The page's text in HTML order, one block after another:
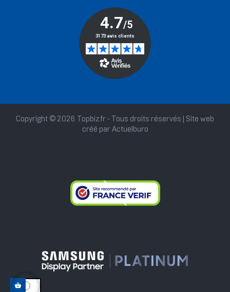
Copyright © 2026 Topbiz.fr - Tous droits réservés | Site web
créé par Actuelburo